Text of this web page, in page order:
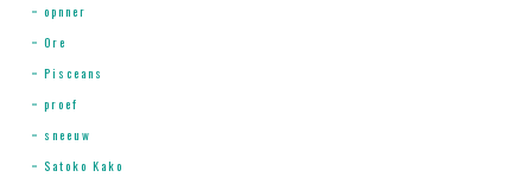
opnner
Ore
Pisceans
proef
sneeuw
Satoko Kako